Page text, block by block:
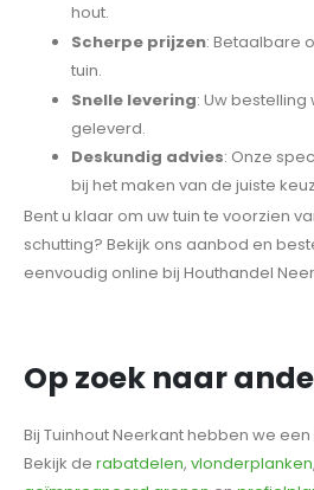
hout.
Scherpe prijzen: Betaalbare
tuin.
Snelle levering: Uw
geleverd.
Deskundig advies: Onze
bij het maken van de juiste
Bent u klaar om uw tuin te voorzien
schutting? Bekijk ons aanbod en
eenvoudig online bij Houthandel
Op zoek naar
Bij Tuinhout Neerkant hebben we
Bekijk de rabatdelen, vlonderplanken,